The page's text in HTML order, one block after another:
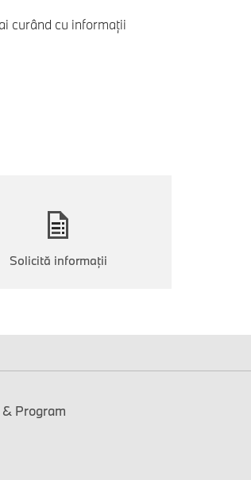
curând cu informaţii
Solicită informaţii
Program